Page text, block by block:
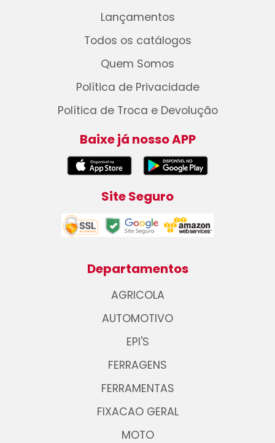
Lançamentos
Todos os catálogos
Quem Somos
Política de Privacidade
Política de Troca e Devolução
Baixe já nosso APP
Site Seguro
Departamentos
AGRICOLA
AUTOMOTIVO
EPI'S
FERRAGENS
FERRAMENTAS
FIXACAO GERAL
MOTO